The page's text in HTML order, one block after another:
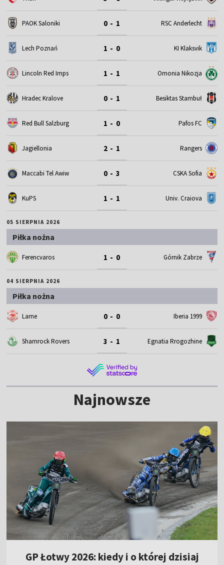
PAOK Saloniki 0 - 1 RSC Anderlecht
Lech Poznań 1 - 0 KI Klaksvik
Lincoln Red Imps 1 - 1 Omonia Nikozja
Hradec Kralove 0 - 1 Besiktas Stambuł
Red Bull Salzburg 1 - 0 Pafos FC
Jagiellonia 2 - 1 Rangers
Maccabi Tel Awiw 0 - 3 CSKA Sofia
KuPS 1 - 1 Univ. Craiova
05 SIERPNIA 2026
Piłka nożna
Ferencvaros 1 - 0 Górnik Zabrze
04 SIERPNIA 2026
Piłka nożna
Larne 0 - 0 Iberia 1999
Shamrock Rovers 3 - 1 Egnatia Rrogozhine
Najnowsze
GP Łotwy 2026: kiedy i o której dzisiaj